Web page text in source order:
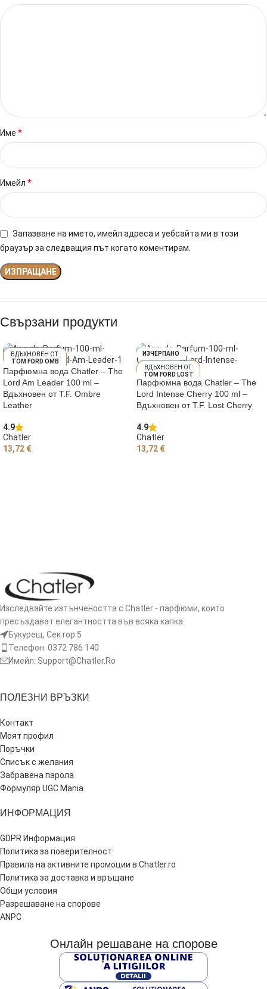
Име *
Имейл *
Запазване на името, имейл адреса и уебсайта ми в този
браузър за следващия път когато коментирам.
Свързани продукти
TOM FORD OMB
RE LEATHER
Парфюмна вода Chatler – The
Lord Am Leader 100 ml –
Вдъхновен от T.F. Ombre
Leather
4.9
Chatler
13,72 €
ИЗЧЕРПАНО
TOM FORD LOST
CHERRY
Парфюмна вода Chatler – The
Lord Intense Cherry 100 ml –
Вдъхновен от T.F. Lost Cherry
4.9
Chatler
13,72 €
Изследвайте изтънчеността с Chatler - парфюми, които
пресъздават елегантността във всяка капка.
Букурещ, Сектор 5
Телефон: 0372 786 140
Имейл: Support@Chatler.Ro
ПОЛЕЗНИ ВРЪЗКИ
Контакт
Моят профил
Поръчки
Списък с желания
Забравена парола
Формуляр UGC Mania
ИНФОРМАЦИЯ
GDPR Информация
Политика за поверителност
Правила на активните промоции в Chatler.ro
Политика за доставка и връщане
Общи условия
Разрешаване на спорове
ANPC
Онлайн решаване на спорове